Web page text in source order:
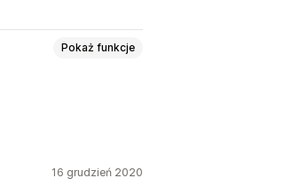
Pokaż funkcje
16 grudzień 2020